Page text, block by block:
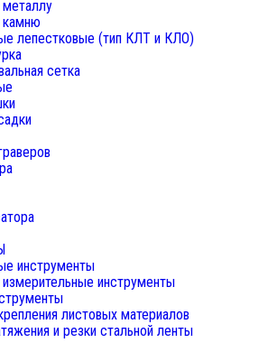
камню
лепестковые (тип КЛТ и КЛО)
сетка
инструменты
инструменты
листовых материалов
и резки стальной ленты